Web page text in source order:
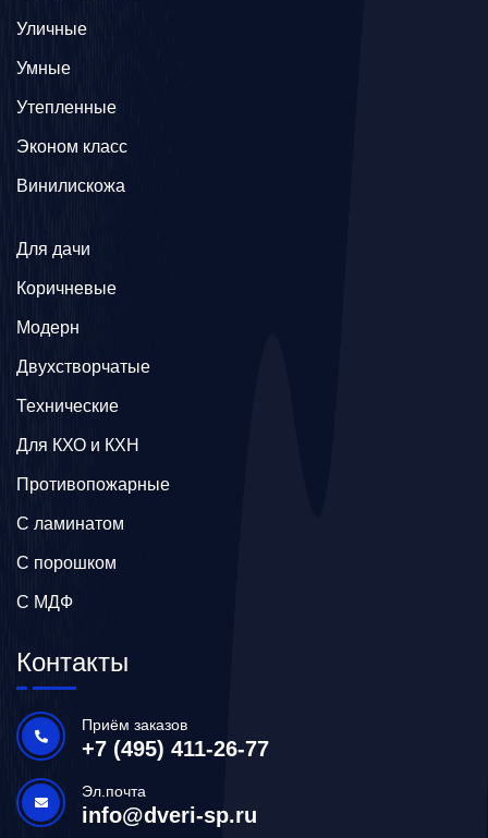
Уличные
Умные
Утепленные
Эконом класс
Винилискожа
Для дачи
Коричневые
Модерн
Двухстворчатые
Технические
Для КХО и КХН
Противопожарные
С ламинатом
С порошком
С МДФ
Контакты
Приём заказов
+7 (495) 411-26-77
Эл.почта
info@dveri-sp.ru